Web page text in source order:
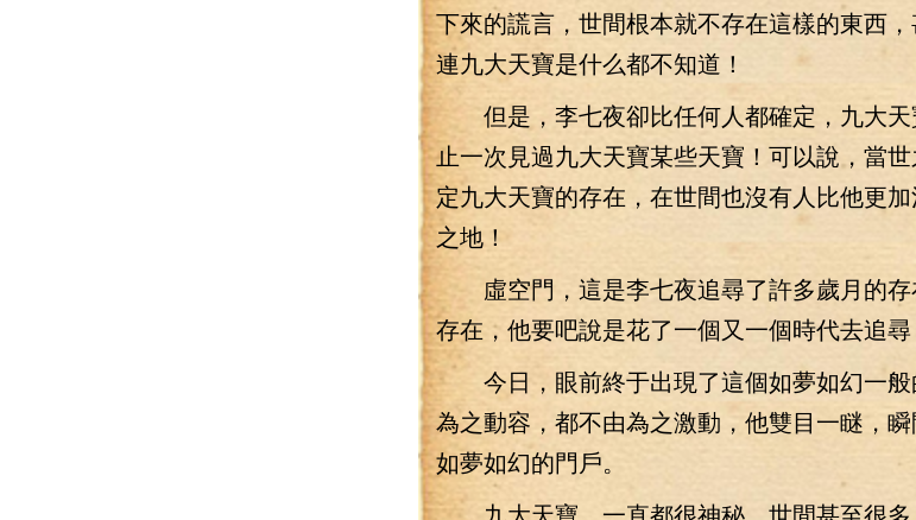
下來的謊言，世間根本就不存在這樣的東西
連九大天寶是什么都不知道！
但是，李七夜卻比任何人都確定，九大天
止一次見過九大天寶某些天寶！可以說，當
定九大天寶的存在，在世間也沒有人比他更
之地！
虛空門，這是李七夜追尋了許多歲月的存
存在，他要吧說是花了一個又一個時代去追尋
今日，眼前終于出現了這個如夢如幻一般
為之動容，都不由為之激動，他雙目一瞇，
如夢如幻的門戶。